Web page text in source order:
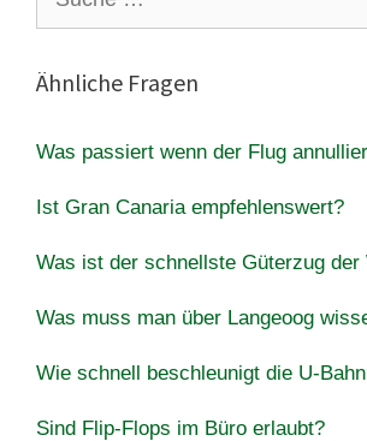
nach:
Ähnliche Fragen
Was passiert wenn der Flug
Ist Gran Canaria empfehlenswert?
Was ist der schnellste Güterzug der
Was muss man über Langeoog
Wie schnell beschleunigt die U-
Sind Flip-Flops im Büro erlaubt?